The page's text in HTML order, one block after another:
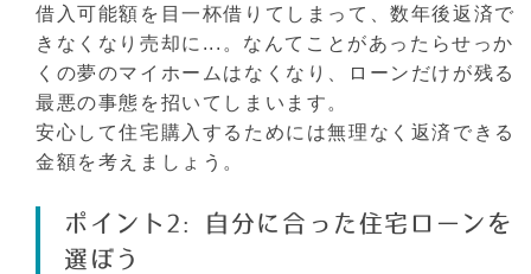
借入可能額を目一杯借りてしまって、数年後返済で
きなくなり売却に...。なんてことがあったらせっか
くの夢のマイホームはなくなり、ローンだけが残る
最悪の事態を招いてしまいます。
安心して住宅購入するためには無理なく返済できる
金額を考えましょう。
ポイント2: 自分に合った住宅ローンを
選ぼう